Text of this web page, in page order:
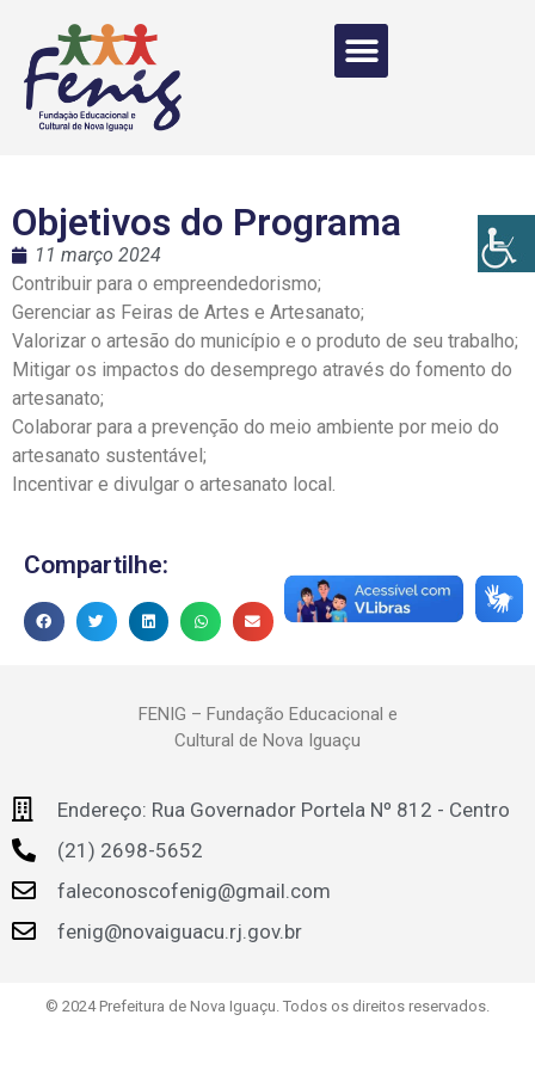
Objetivos do Programa
11 março 2024
Contribuir para o empreendedorismo;
Gerenciar as Feiras de Artes e Artesanato;
Valorizar o artesão do município e o produto de seu trabalho;
Mitigar os impactos do desemprego através do fomento do
artesanato;
Colaborar para a prevenção do meio ambiente por meio do
artesanato sustentável;
Incentivar e divulgar o artesanato local.
Compartilhe:
FENIG – Fundação Educacional e
Cultural de Nova Iguaçu
Endereço: Rua Governador Portela Nº 812 - Centro
(21) 2698-5652
faleconoscofenig@gmail.com
fenig@novaiguacu.rj.gov.br
© 2024 Prefeitura de Nova Iguaçu. Todos os direitos reservados.